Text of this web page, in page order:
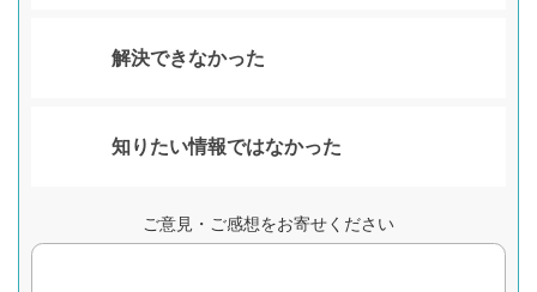
解決できなかった
知りたい情報ではなかった
ご意見・ご感想をお寄せください